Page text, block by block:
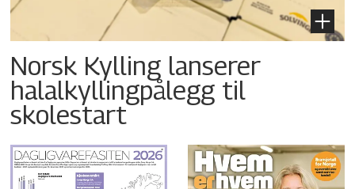
Norsk Kylling lanserer
halalkyllingpålegg til
skolestart